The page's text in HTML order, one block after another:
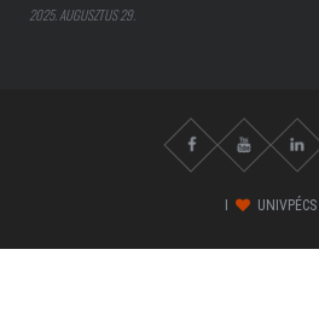
2025. AUGUSZTUS 29.
I UNIVPÉCS